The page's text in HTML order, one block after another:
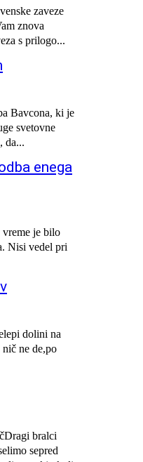
zaveze
znova
s prilogo...
Bavcona, ki je
svetovne
da...
enega
vreme je bilo
Nisi vedel pri
dolini na
ne de,po
bralci
sepred